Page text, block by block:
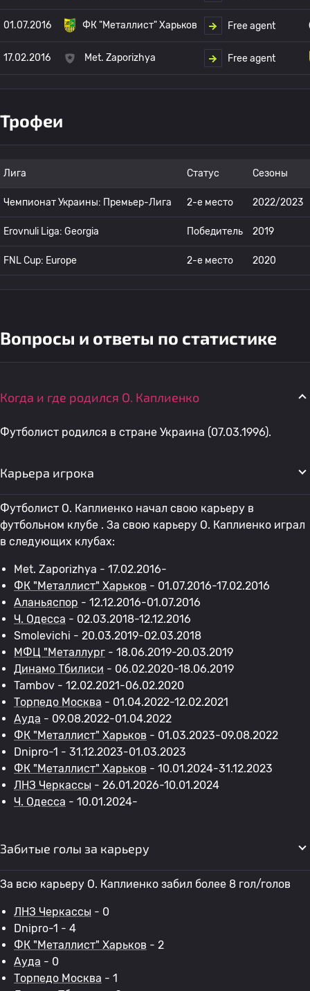
01.07.2016 ФК "Металлист" Харьков Free agent
17.02.2016 Met. Zaporizhya Free agent
Трофеи
Лига Статус Сезоны
Чемпионат Украины: Премьер-Лига 2-е место 2022/2023
Erovnuli Liga: Georgia Победитель 2019
FNL Cup: Europe 2-е место 2020
Вопросы и ответы по статистике
Когда и где родился O. Каплиенко
Футболист родился в стране Украина (07.03.1996).
Карьера игрока
Футболист O. Каплиенко начал свою карьеру в
футбольном клубе . За свою карьеру O. Каплиенко играл
в следующих клубах:
Met. Zaporizhya - 17.02.2016-
ФК "Металлист" Харьков - 01.07.2016-17.02.2016
Аланьяспор - 12.12.2016-01.07.2016
Ч. Одесса - 02.03.2018-12.12.2016
Smolevichi - 20.03.2019-02.03.2018
МФЦ "Металлург - 18.06.2019-20.03.2019
Динамо Тбилиси - 06.02.2020-18.06.2019
Tambov - 12.02.2021-06.02.2020
Торпедо Москва - 01.04.2022-12.02.2021
Ауда - 09.08.2022-01.04.2022
ФК "Металлист" Харьков - 01.03.2023-09.08.2022
Dnipro-1 - 31.12.2023-01.03.2023
ФК "Металлист" Харьков - 10.01.2024-31.12.2023
ЛНЗ Черкассы - 26.01.2026-10.01.2024
Ч. Одесса - 10.01.2024-
Забитые голы за карьеру
За всю карьеру O. Каплиенко забил более 8 гол/голов
ЛНЗ Черкассы - 0
Dnipro-1 - 4
ФК "Металлист" Харьков - 2
Ауда - 0
Торпедо Москва - 1